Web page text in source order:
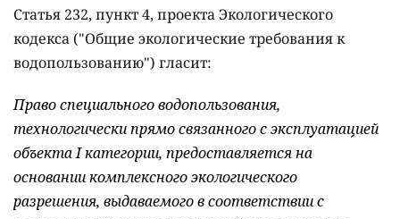
Статья 232, пункт 4, проекта Экологического
кодекса ("Общие экологические требования к
водопользованию") гласит:
Право специального водопользования,
технологически прямо связанного с эксплуатацией
объекта I категории, предоставляется на
основании комплексного экологического
разрешения, выдаваемого в соответствии с